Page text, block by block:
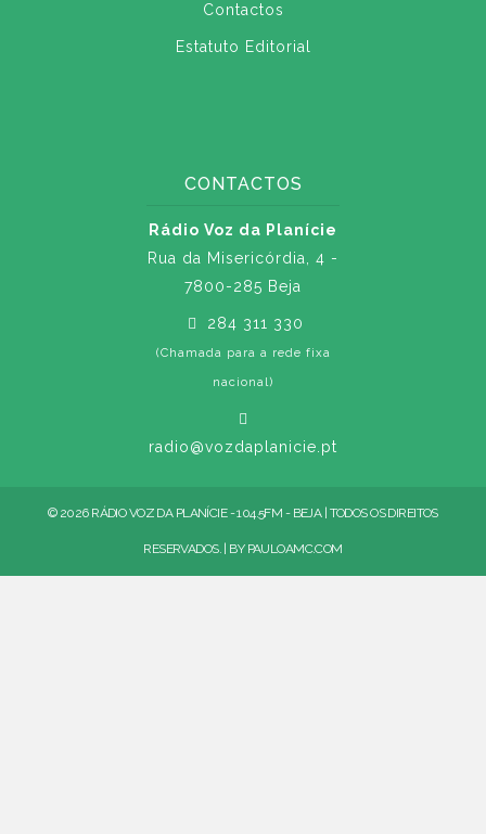
Contactos
Estatuto Editorial
CONTACTOS
Rádio Voz da Planície
Rua da Misericórdia, 4 -
7800-285 Beja
284 311 330
(Chamada para a rede fixa
nacional)
radio@vozdaplanicie.pt
© 2026 RÁDIO VOZ DA PLANÍCIE - 104.5FM - BEJA | TODOS OS DIREITOS
RESERVADOS. | BY PAULOAMC.COM